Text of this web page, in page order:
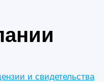
и свидетельства